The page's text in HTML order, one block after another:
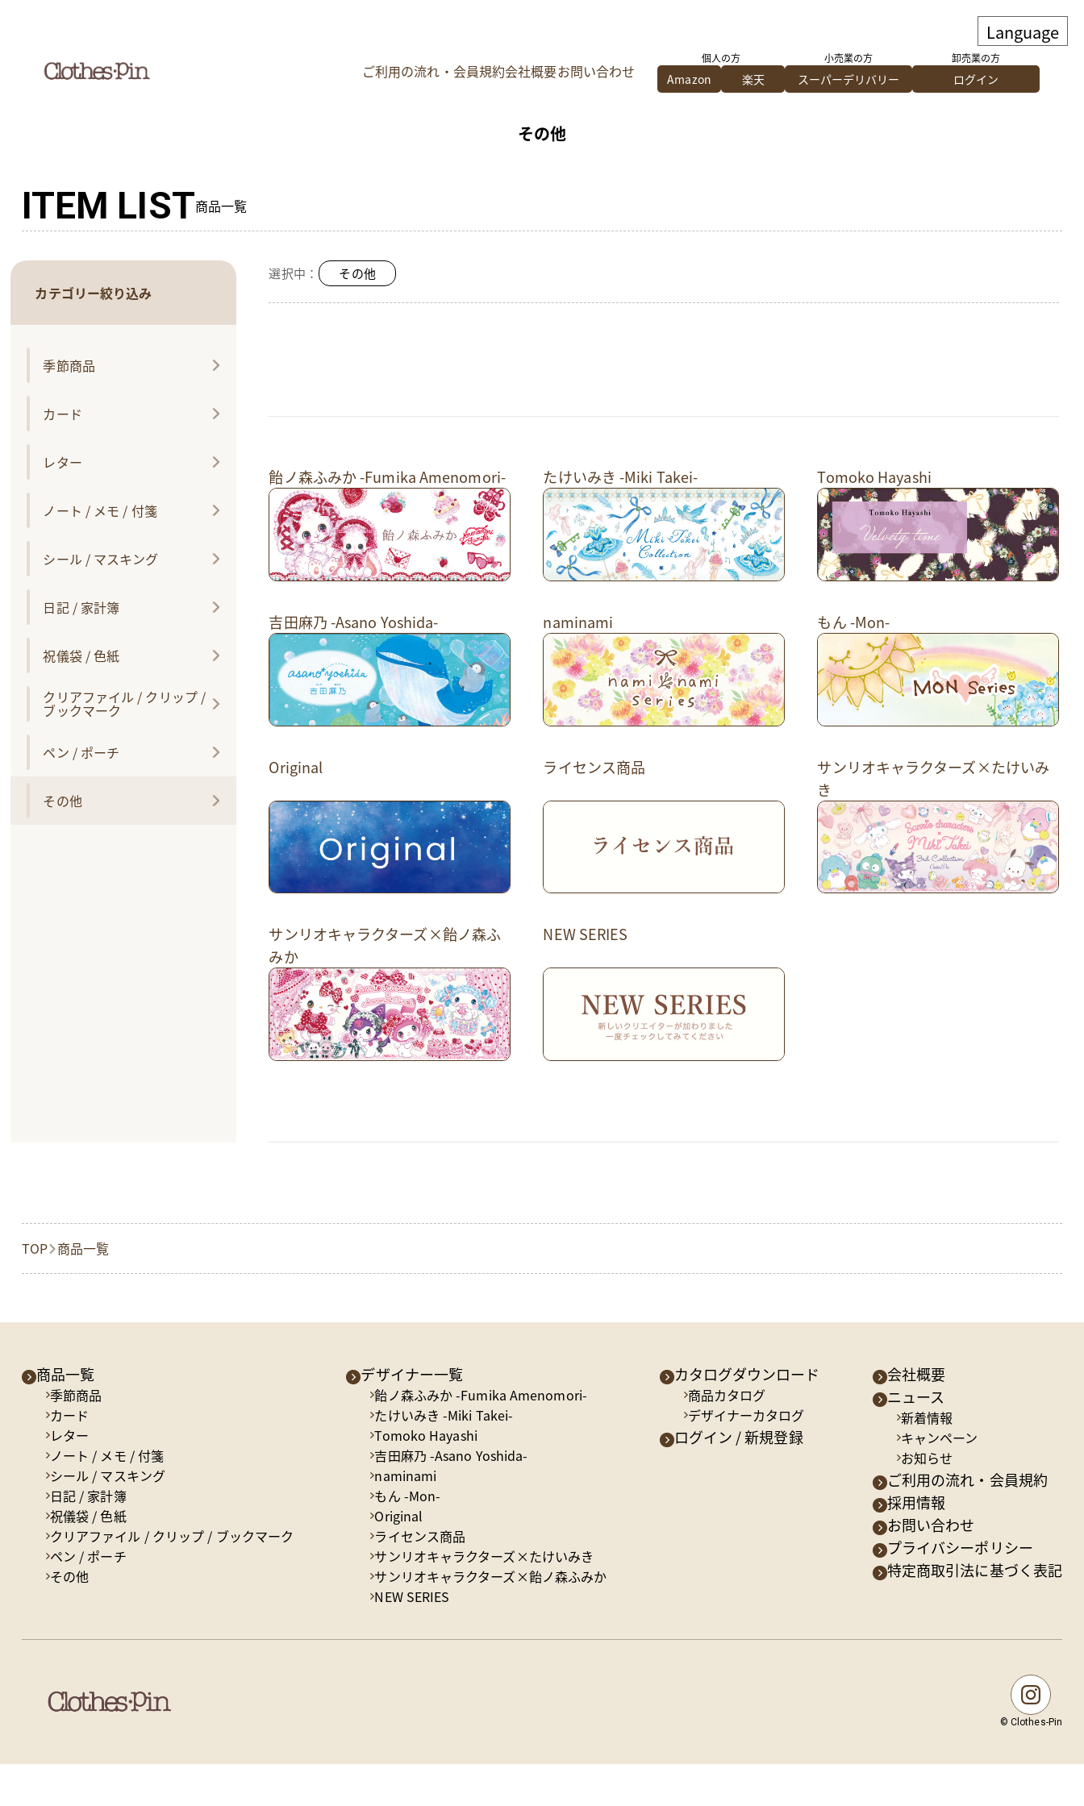
ご利用の流れ・会員規約会社概要お問い合わせ
個人の方
Amazon 楽天
小売業の方
スーパーデリバリー
卸売業の方
ログイン
その他
ITEM LIST商品一覧
カテゴリー絞り込み
季節商品
カード
レター
ノート / メモ / 付箋
シール / マスキング
日記 / 家計簿
祝儀袋 / 色紙
クリアファイル / クリップ /
ブックマーク
ペン / ポーチ
その他
選択中： その他
飴ノ森ふみか -Fumika Amenomori- たけいみき -Miki Takei- Tomoko Hayashi
吉田麻乃 -Asano Yoshida- naminami もん -Mon-
Original ライセンス商品
サンリオキャラクターズ×たけいみ
き
サンリオキャラクターズ×飴ノ森ふ
みか
NEW SERIES
TOP 商品一覧
商品一覧
季節商品
カード
レター
ノート / メモ / 付箋
シール / マスキング
日記 / 家計簿
祝儀袋 / 色紙
クリアファイル / クリップ / ブックマーク
ペン / ポーチ
その他
デザイナー一覧
飴ノ森ふみか -Fumika Amenomori-
たけいみき -Miki Takei-
Tomoko Hayashi
吉田麻乃 -Asano Yoshida-
naminami
もん -Mon-
Original
ライセンス商品
サンリオキャラクターズ×たけいみき
サンリオキャラクターズ×飴ノ森ふみか
NEW SERIES
カタログダウンロード
商品カタログ
デザイナーカタログ
ログイン / 新規登録
会社概要
ニュース
新着情報
キャンペーン
お知らせ
ご利用の流れ・会員規約
採用情報
お問い合わせ
プライバシーポリシー
特定商取引法に基づく表記
© Clothes-Pin